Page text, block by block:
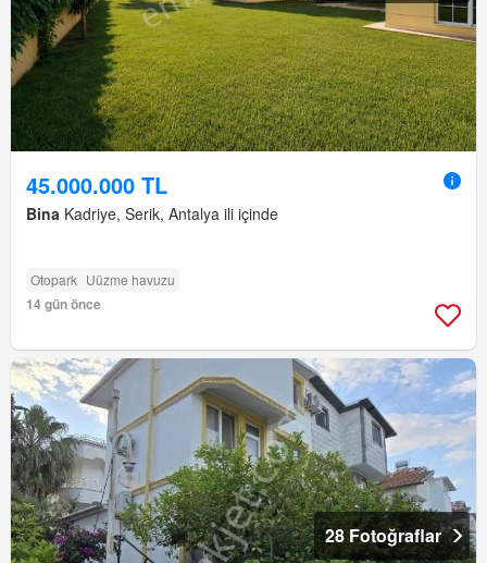
45.000.000 TL
Bina Kadriye, Serik, Antalya ili içinde
Otopark Uüzme havuzu
14 gün önce
28 Fotoğraflar